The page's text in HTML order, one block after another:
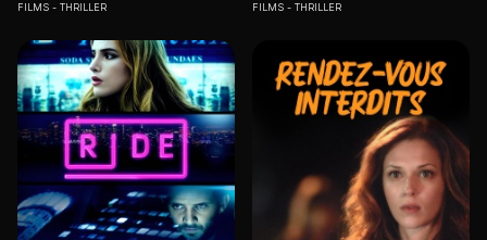
FILMS THRILLER FILMS THRILLER